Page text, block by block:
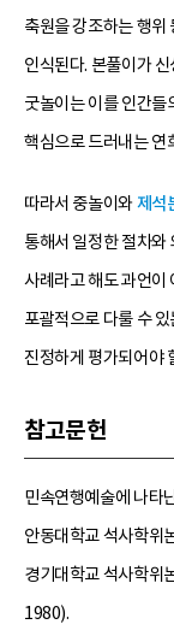
축원을 강조하는 행위
인식된다. 본풀이가
굿놀이는 이를 인간들
핵심으로 드러내는 연
따라서 중놀이와제석
통해서 일정한 절차와
사례라고 해도 과언이
포괄적으로 다룰 수
진정하게 평가되어야
참고문헌
민속연행예술에 나타
안동대학교 석사학위
경기대학교 석사학위
1980).